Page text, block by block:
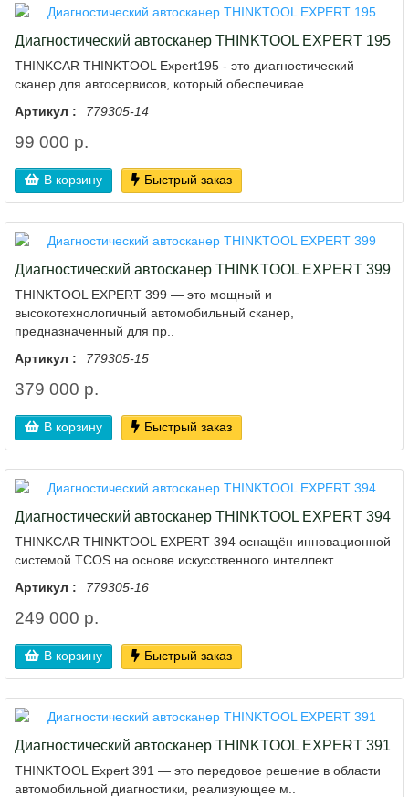
Диагностический автосканер THINKTOOL EXPERT 195
THINKCAR THINKTOOL Expert195 - это диагностический
сканер для автосервисов, который обеспечивае..
Артикул :
779305-14
99 000 р.
В корзину Быстрый заказ
Диагностический автосканер THINKTOOL EXPERT 399
THINKTOOL EXPERT 399 — это мощный и
высокотехнологичный автомобильный сканер,
предназначенный для пр..
Артикул :
779305-15
379 000 р.
В корзину Быстрый заказ
Диагностический автосканер THINKTOOL EXPERT 394
THINKCAR THINKTOOL EXPERT 394 оснащён инновационной
системой TCOS на основе искусственного интеллект..
Артикул :
779305-16
249 000 р.
В корзину Быстрый заказ
Диагностический автосканер THINKTOOL EXPERT 391
THINKTOOL Expert 391 — это передовое решение в области
автомобильной диагностики, реализующее м..